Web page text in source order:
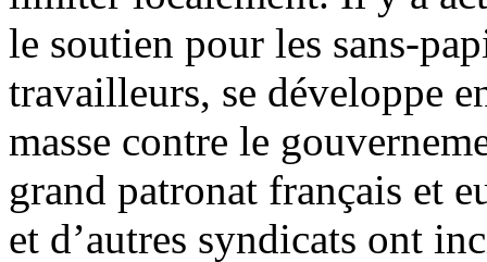
le soutien pour les sans-
travailleurs, se développe
masse contre le
grand patronat français et
et d’autres syndicats ont